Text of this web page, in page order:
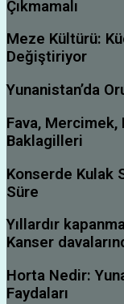
Çıkmamalı
Meze Kültürü:
Değiştiriyor
Yunanistan’da
Fava, Mercimek,
Baklagilleri
Konserde Kulak
Süre
Yıllardır
Kanser
Horta Nedir:
Faydaları